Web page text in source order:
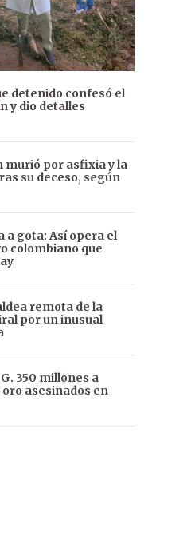
detenido confesó el
y dio detalles
murió por asfixia y la
su deceso, según
a gota: Así opera el
colombiano que
remota de la
por un inusual
350 millones a
asesinados en